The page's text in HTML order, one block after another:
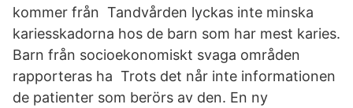
kommer från Tandvården lyckas inte minska
kariesskadorna hos de barn som har mest karies.
Barn från socioekonomiskt svaga områden
rapporteras ha Trots det når inte informationen
de patienter som berörs av den. En ny